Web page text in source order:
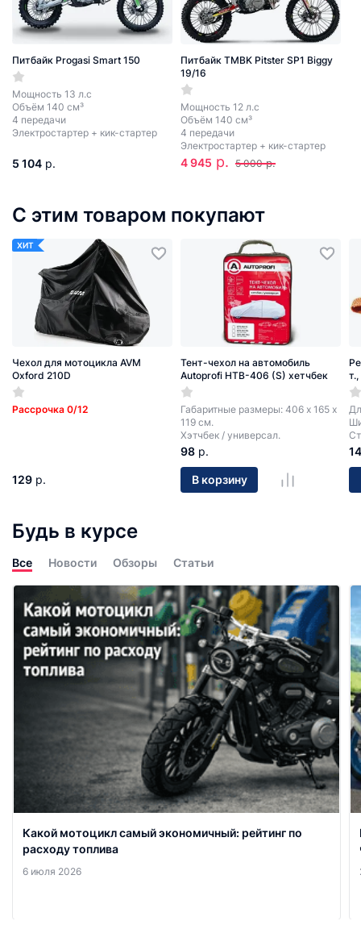
Питбайк Progasi Smart 150
Мощность 13 л.с
Объём 140 см³
4 передачи
Электростартер + кик-стартер
5 104 р.
Питбайк TMBK Pitster SP1 Biggy
19/16
Мощность 12 л.с
Объём 140 см³
4 передачи
Электростартер + кик-стартер
4 945 р. 5 000 р.
С этим товаром покупают
ХИТ
Чехол для мотоцикла AVM
Oxford 210D
Рассрочка 0/12
129 р.
Тент-чехол на автомобиль
Autoprofi HTB-406 (S) хетчбек
Габаритные размеры: 406 х 165 х
119 см.
Хэтчбек / универсал.
98 р.
В корзину
14
Будь в курсе
Все Новости Обзоры Статьи
Какой мотоцикл самый экономичный: рейтинг по
расходу топлива
6 июля 2026